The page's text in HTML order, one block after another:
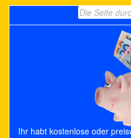
for:
Ihr habt kostenlose oder